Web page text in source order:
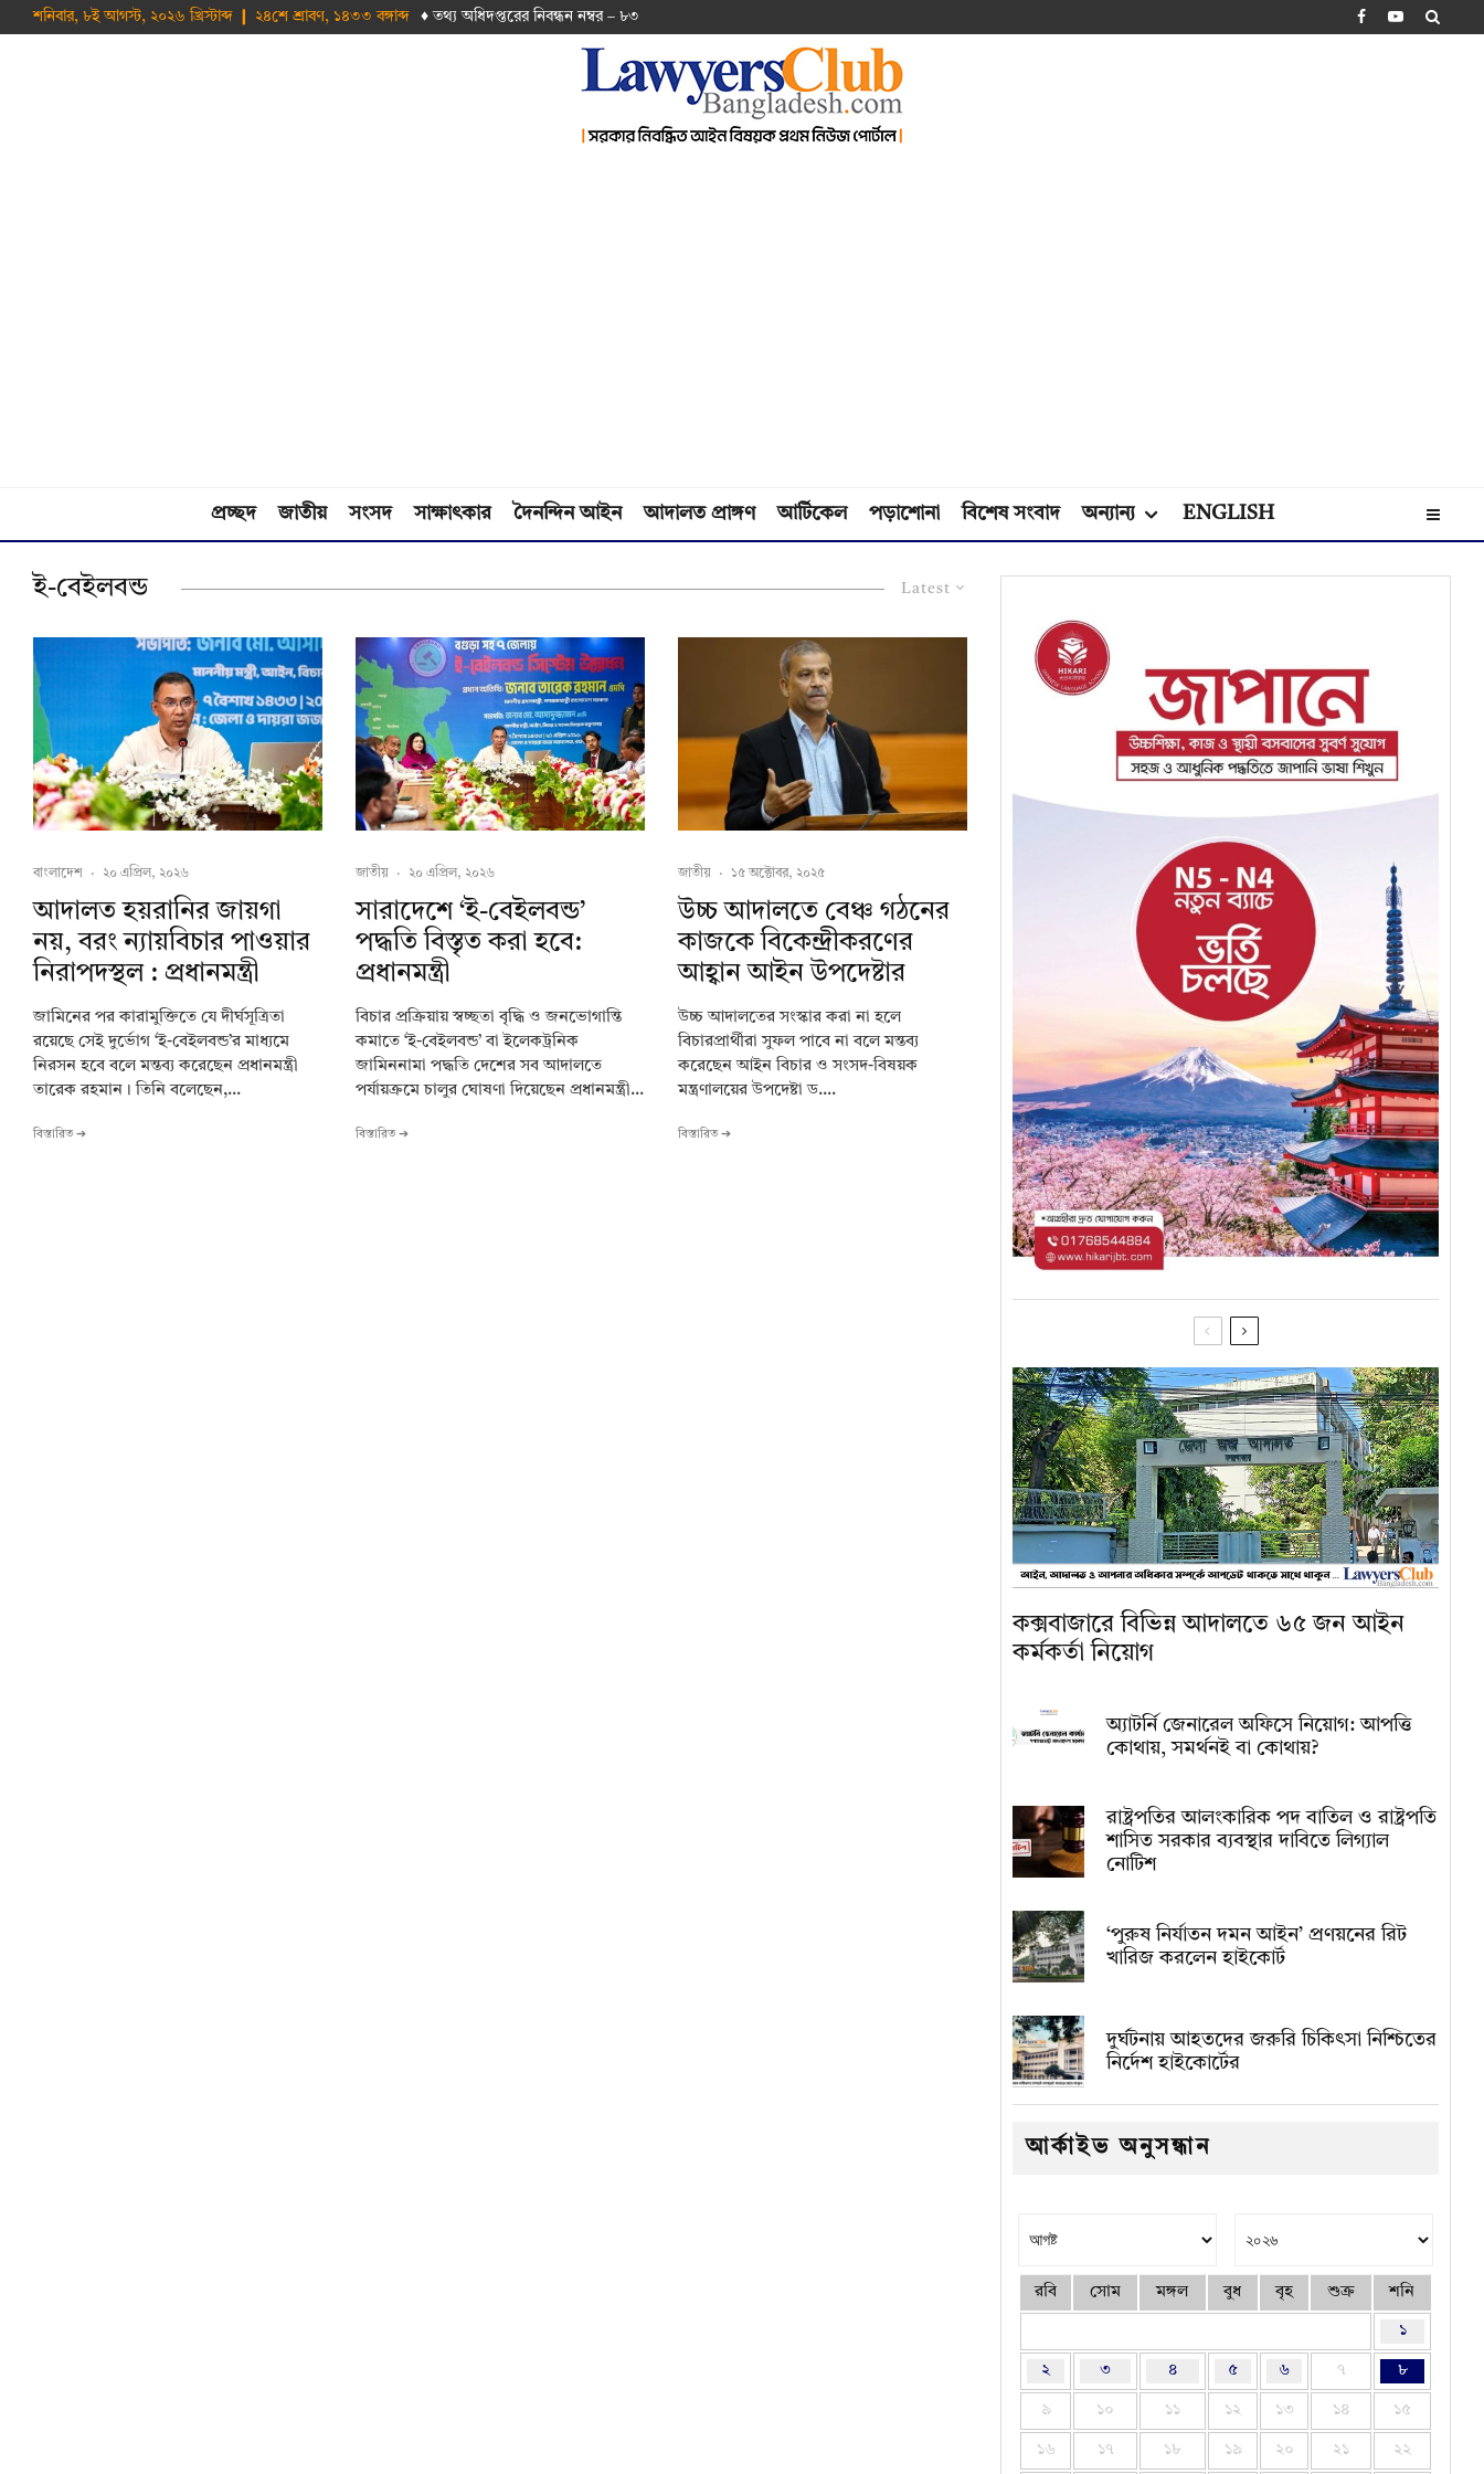
শনিবার, ৮ই আগস্ট, ২০২৬ খ্রিস্টাব্দ ❙ ২৪শে শ্রাবণ, ১৪৩৩ বঙ্গাব্দ ♦ তথ‌্য অ‌ধিদপ্ত‌রের নিবন্ধন নম্বর – ৮৩
প্রচ্ছদ জাতীয় সংসদ সাক্ষাৎকার দৈনন্দিন আইন আদালত প্রাঙ্গণ আর্টিকেল পড়াশোনা বিশেষ সংবাদ অন্যান্য ENGLISH
Latest
ই-বেইলবন্ড
বাংলাদেশ · ২০ এপ্রিল, ২০২৬
আদালত হয়রানির জায়গা
নয়, বরং ন্যায়বিচার পাওয়ার
নিরাপদস্থল : প্রধানমন্ত্রী
জামিনের পর কারামুক্তিতে যে দীর্ঘসূত্রিতা
রয়েছে সেই দুর্ভোগ ‘ই-বেইলবন্ড’র মাধ্যমে
নিরসন হবে বলে মন্তব্য করেছেন প্রধানমন্ত্রী
তারেক রহমান। তিনি বলেছেন,...
বিস্তারিত ➔
জাতীয় · ২০ এপ্রিল, ২০২৬
সারাদেশে ‘ই-বেইলবন্ড’
পদ্ধতি বিস্তৃত করা হবে:
প্রধানমন্ত্রী
বিচার প্রক্রিয়ায় স্বচ্ছতা বৃদ্ধি ও জনভোগান্তি
কমাতে ‘ই-বেইলবন্ড’ বা ইলেকট্রনিক
জামিননামা পদ্ধতি দেশের সব আদালতে
পর্যায়ক্রমে চালুর ঘোষণা দিয়েছেন প্রধানমন্ত্রী...
বিস্তারিত ➔
জাতীয় · ১৫ অক্টোবর, ২০২৫
উচ্চ আদালতে বেঞ্চ গঠনের
কাজকে বিকেন্দ্রীকরণের
আহ্বান আইন উপদেষ্টার
উচ্চ আদালতের সংস্কার করা না হলে
বিচারপ্রার্থীরা সুফল পাবে না বলে মন্তব্য
করেছেন আইন বিচার ও সংসদ-বিষয়ক
মন্ত্রণালয়ের উপদেষ্টা ড....
বিস্তারিত ➔
কক্সবাজারে বিভিন্ন আদালতে ৬৫ জন আইন
কর্মকর্তা নিয়োগ
অ্যাটর্নি জেনারেল অফিসে নিয়োগ: আপত্তি
কোথায়, সমর্থনই বা কোথায়?
রাষ্ট্রপতির আলংকারিক পদ বাতিল ও রাষ্ট্রপতি
শাসিত সরকার ব্যবস্থার দাবিতে লিগ্যাল
নোটিশ
‘পুরুষ নির্যাতন দমন আইন’ প্রণয়নের রিট
খারিজ করলেন হাইকোর্ট
দুর্ঘটনায় আহতদের জরুরি চিকিৎসা নিশ্চিতের
নির্দেশ হাইকোর্টের
আর্কাইভ অনুসন্ধান
রবি সোম মঙ্গল বুধ বৃহ শুক্র শনি
১
২ ৩ ৪ ৫ ৬ ৭ ৮
৯ ১০ ১১ ১২ ১৩ ১৪ ১৫
১৬ ১৭ ১৮ ১৯ ২০ ২১ ২২